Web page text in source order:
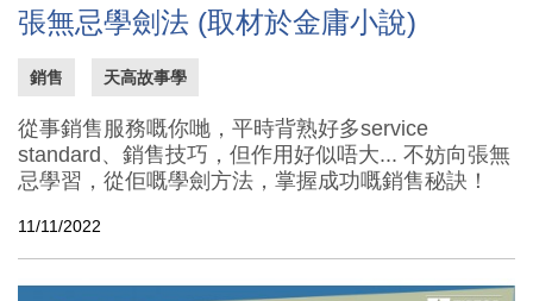
張無忌學劍法 (取材於金庸小說)
銷售 天高故事學
從事銷售服務嘅你哋，平時背熟好多service
standard、銷售技巧，但作用好似唔大... 不妨向張無
忌學習，從佢嘅學劍方法，掌握成功嘅銷售秘訣！
11/11/2022